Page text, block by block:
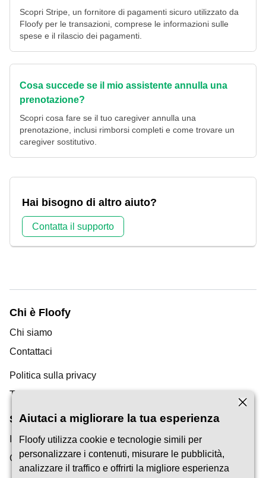
Scopri Stripe, un fornitore di pagamenti sicuro utilizzato da
Floofy per le transazioni, comprese le informazioni sulle
spese e il rilascio dei pagamenti.
Cosa succede se il mio assistente annulla una
prenotazione?
Scopri cosa fare se il tuo caregiver annulla una
prenotazione, inclusi rimborsi completi e come trovare un
caregiver sostitutivo.
Hai bisogno di altro aiuto?
Contatta il supporto
Chi è Floofy
Chi siamo
Contattaci
Politica sulla privacy
Termini di servizio
Scoperta
Il nostro blog
Centro assistenza
Aiutaci a migliorare la tua esperienza
Floofy utilizza cookie e tecnologie simili per
personalizzare i contenuti, misurare le pubblicità,
analizzare il traffico e offrirti la migliore esperienza